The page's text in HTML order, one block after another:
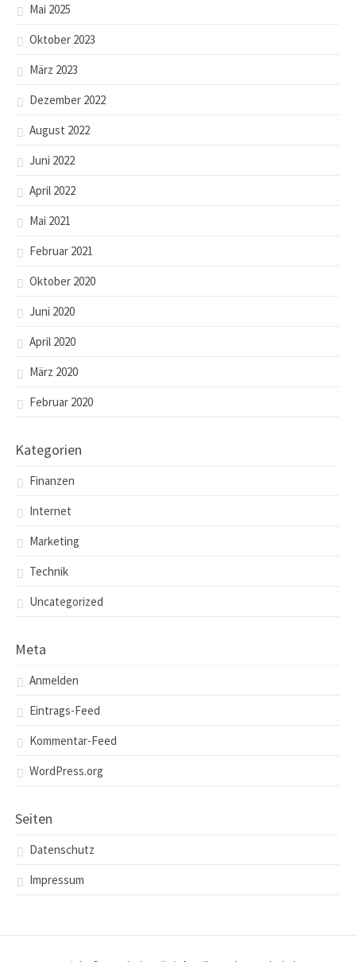
Mai 2025
Oktober 2023
März 2023
Dezember 2022
August 2022
Juni 2022
April 2022
Mai 2021
Februar 2021
Oktober 2020
Juni 2020
April 2020
März 2020
Februar 2020
Kategorien
Finanzen
Internet
Marketing
Technik
Uncategorized
Meta
Anmelden
Eintrags-Feed
Kommentar-Feed
WordPress.org
Seiten
Datenschutz
Impressum